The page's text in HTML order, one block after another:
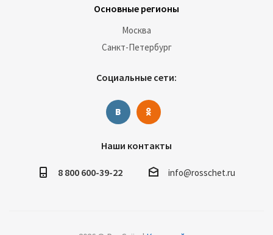
Основные регионы
Москва
Санкт-Петербург
Социальные сети:
Наши контакты
8 800 600-39-22 info@rosschet.ru